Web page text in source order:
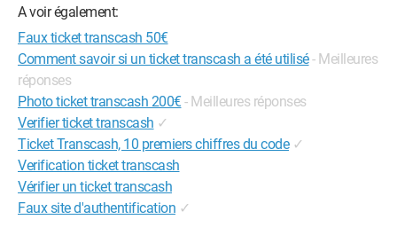
A voir également:
Faux ticket transcash 50€
Comment savoir si un ticket transcash a été utilisé- Meilleures
réponses
Photo ticket transcash 200€- Meilleures réponses
Verifier ticket transcash ✓
Ticket Transcash, 10 premiers chiffres du code ✓
Verification ticket transcash
Vérifier un ticket transcash
Faux site d'authentification ✓